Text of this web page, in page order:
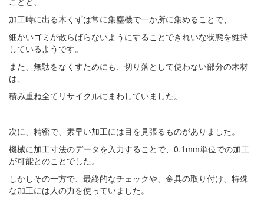
加工時に出る木くずは常に集塵機で一か所に集めることで、
細かいゴミが散らばらないようにすることできれいな状態を維持
しているようです。
また、無駄をなくすためにも、切り落として使わない部分の木材
は、
積み重ね全てリサイクルにまわしていました。
次に、精密で、素早い加工には目を見張るものがありました。
機械に加工寸法のデータを入力することで、0.1mm単位での加工
が可能とのことでした。
しかしその一方で、最終的なチェックや、金具の取り付け、特殊
な加工には人の力を使っていました。